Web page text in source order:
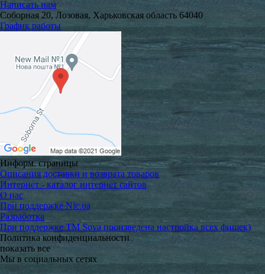
Написать нам
Соборная 20, Лозовая, Харьковская область 64040
График работы
Информ. страницы
Описания доставки и возврата товаров
Интернет - каталог интернет сайтов
О нас
При поддержке Nic.ua
Разработка
При поддержке TM Sova произведена настройка всех фишек)
Политика конфиденциальности
показать все
Мы в социальных сетях